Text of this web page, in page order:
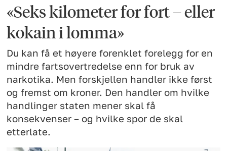
«Seks kilometer for fort – eller
kokain i lomma»
Du kan få et høyere forenklet forelegg for en
mindre fartsovertredelse enn for bruk av
narkotika. Men forskjellen handler ikke først
og fremst om kroner. Den handler om hvilke
handlinger staten mener skal få
konsekvenser – og hvilke spor de skal
etterlate.